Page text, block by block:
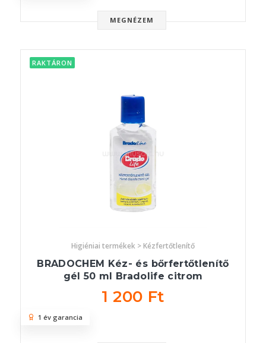
MEGNÉZEM
RAKTÁRON
Higiéniai termékek > Kézfertőtlenítő
BRADOCHEM Kéz- és bőrfertőtlenítő
gél 50 ml Bradolife citrom
1 200 Ft
1 év garancia